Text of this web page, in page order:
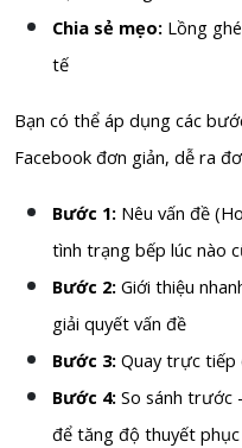
Chia sẻ mẹo: Lồng
tế
Bạn có thể áp dụng các
Facebook đơn giản, dễ ra
Bước 1: Nêu vấn đề
tình trạng bếp lúc nào
Bước 2: Giới thiệu
giải quyết vấn đề
Bước 3: Quay trực tiếp
Bước 4: So sánh trước
để tăng độ thuyết phục